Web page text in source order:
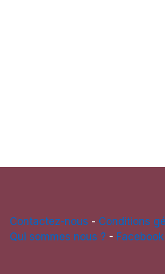
Contactez-nous - Conditions
Qui sommes nous ? - Facebook